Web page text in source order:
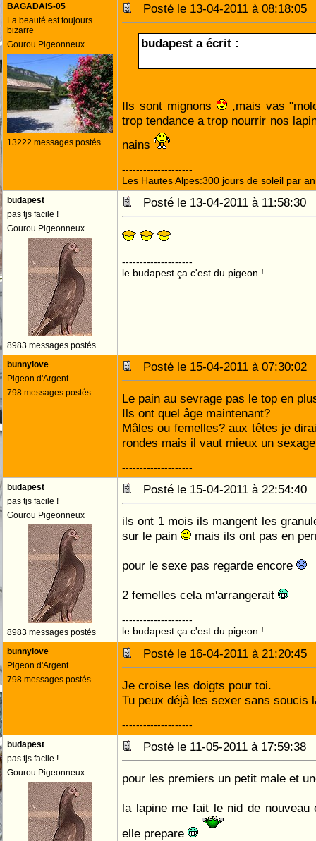
BAGADAIS-05
La beauté est toujours
bizarre
Gourou Pigeonneux
13222 messages postés
Posté le 13-04-2011 à
budapest a écrit :
Ils sont mignons
,mais vas
trop tendance a trop nourrir nos
nains
--------------------
Les Hautes Alpes:300 jours de soleil par an
budapest
pas tjs facile !
Gourou Pigeonneux
8983 messages postés
Posté le 13-04-2011 à 11:58:30
--------------------
le budapest ça c'est du pigeon !
bunnylove
Pigeon d'Argent
798 messages postés
Posté le 15-04-2011 à
Le pain au sevrage pas le top en
Ils ont quel âge maintenant?
Mâles ou femelles? aux têtes je
rondes mais il vaut mieux un
--------------------
budapest
pas tjs facile !
Gourou Pigeonneux
8983 messages postés
Posté le 15-04-2011 à
ils ont 1 mois ils mangent les
sur le pain
mais ils ont pas en
pour le sexe pas regarde encore
2 femelles cela m'arrangerait
--------------------
le budapest ça c'est du pigeon !
bunnylove
Pigeon d'Argent
798 messages postés
Posté le 16-04-2011 à
Je croise les doigts pour toi.
Tu peux déjà les sexer sans soucis
--------------------
budapest
pas tjs facile !
Gourou Pigeonneux
Posté le 11-05-2011 à 17:59:38
pour les premiers un petit male et
la lapine me fait le nid de nouveau
elle prepare